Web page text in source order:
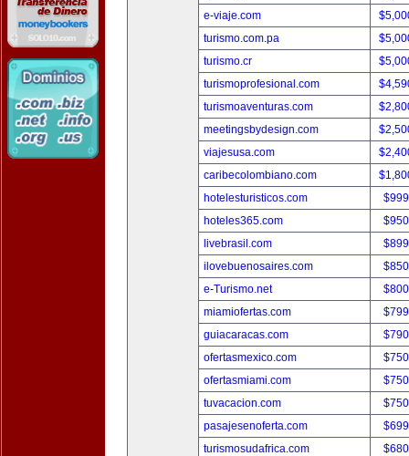
e-viaje.com
turismo.com.pa
turismo.cr
turismoprofesional.com
turismoaventuras.com
meetingsbydesign.com
viajesusa.com
caribecolombiano.com
hotelesturisticos.com
hoteles365.com
livebrasil.com
ilovebuenosaires.com
e-Turismo.net
miamiofertas.com
guiacaracas.com
ofertasmexico.com
ofertasmiami.com
tuvacacion.com
pasajesenoferta.com
turismosudafrica.com